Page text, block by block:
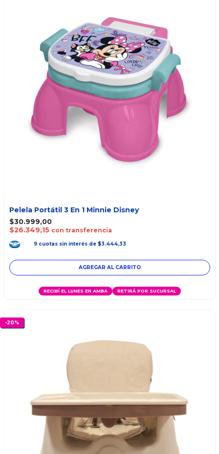
Pelela Portátil 3 En 1 Minnie Disney
$30.999,00
$26.349,15 con transferencia
9 cuotas sin interés de $3.444,33
RECIBÍ EL LUNES EN AMBA RETIRÁ POR SUCURSAL
-20%